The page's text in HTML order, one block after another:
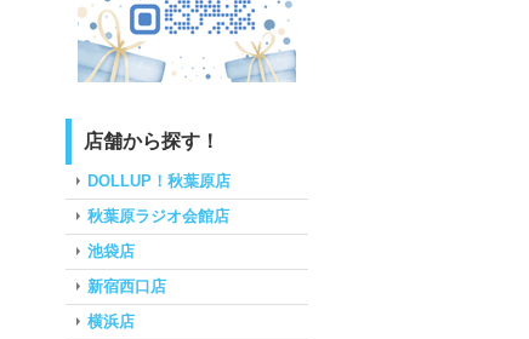
店舗から探す！
DOLLUP！秋葉原店
秋葉原ラジオ会館店
池袋店
新宿西口店
横浜店